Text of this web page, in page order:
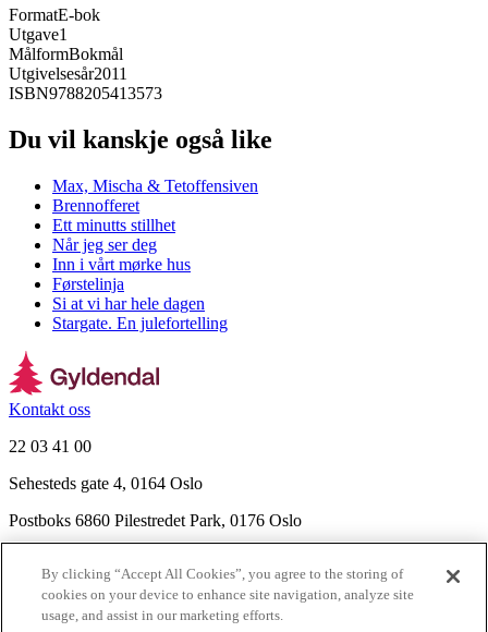
FormatE-bok
Utgave1
MålformBokmål
Utgivelsesår2011
ISBN9788205413573
Du vil kanskje også like
Max, Mischa & Tetoffensiven
Brennofferet
Ett minutts stillhet
Når jeg ser deg
Inn i vårt mørke hus
Førstelinja
Si at vi har hele dagen
Stargate. En julefortelling
Kontakt oss
22 03 41 00
Sehesteds gate 4, 0164 Oslo
Postboks 6860 Pilestredet Park, 0176 Oslo
Nyhetsbrev
Ledige stillinger
By clicking “Accept All Cookies”, you agree to the storing of
cookies on your device to enhance site navigation, analyze site
usage, and assist in our marketing efforts.